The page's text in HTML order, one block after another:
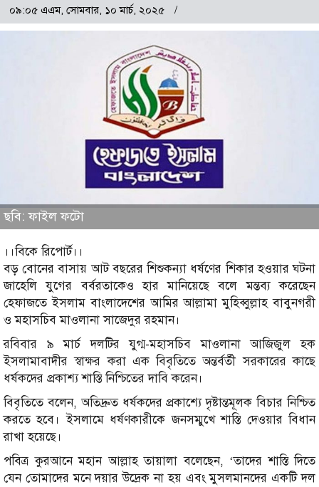
০৯:০৫ এএম, সোমবার, ১০ মার্চ, ২০২৫
ছবি: ফাইল ফটো
।।বিকে রিপোর্ট।।
বড় বোনের বাসায় আট বছরের শিশুকন্যা ধর্ষণের শিকার হওয়ার ঘটনা
জাহেলি যুগের বর্বরতাকেও হার মানিয়েছে বলে মন্তব্য করেছেন
হেফাজতে ইসলাম বাংলাদেশের আমির আল্লামা মুহিব্বুল্লাহ বাবুনগরী
ও মহাসচিব মাওলানা সাজেদুর রহমান।
রবিবার ৯ মার্চ দলটির যুগ্ম-মহাসচিব মাওলানা আজিজুল হক
ইসলামাবাদীর স্বাক্ষর করা এক বিবৃতিতে অন্তর্বর্তী সরকারের কাছে
ধর্ষকদের প্রকাশ্য শাস্তি নিশ্চিতের দাবি করেন।
বিবৃতিতে বলেন, অতিদ্রুত ধর্ষকদের প্রকাশ্যে দৃষ্টান্তমূলক বিচার নিশ্চিত
করতে হবে। ইসলামে ধর্ষণকারীকে জনসম্মুখে শাস্তি দেওয়ার বিধান
রাখা হয়েছে।
পবিত্র কুরআনে মহান আল্লাহ তায়ালা বলেছেন, ‘তাদের শাস্তি দিতে
যেন তোমাদের মনে দয়ার উদ্রেক না হয় এবং মুসলমানদের একটি দল